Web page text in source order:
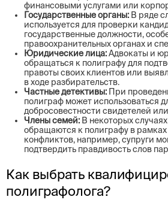
финансовыми услугами или
Государственные органы: В ряде
используется для проверки
государственные должности,
правоохранительных органах и
Юридические лица:Адвокаты и
обращаться к полиграфу для
правоты своих клиентов или
в ходе разбирательств.
Частные детективы: При
полиграф может использоваться
добросовестности свидетелей
Члены семей: В некоторых
обращаются к полиграфу в
конфликтов, например, супруги
подтвердить правдивость слов
Как выбрать
полиграфолога?